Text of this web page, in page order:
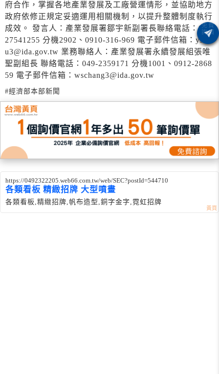
府合作，掌握各地產業發展及工廠營運情形，並協助地方
政府依修正規定妥適運用相關機制，以提升整體制度執行
成效。 發言人：產業發展署鄒宇新副署⾧聯絡電話：02-
27541255 分機2902、0910-316-969 電子郵件信箱：ystzo
u3@ida.gov.tw 業務聯絡人：產業發展署永續發展組張唯
聖副組⾧ 聯絡電話：049-2359171 分機1001、0912-2868
59 電子郵件信箱：wschang3@ida.gov.tw
#經濟部本部新聞
https://0492322205.web66.com.tw/web/SEC?postId=544710
各類看板 精緻招牌 大型噴畫
各類看板,精緻招牌,帆布造型,銅字金字,霓虹招牌